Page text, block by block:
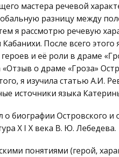
мастера речевой
разницу между
я рассмотрю речевую
После всего
и её роли в драме
о драме «Гроза»
я изучила статью А.И.
источники языка
биографии Островского
Х I Х века В. Ю. Лебедева.
понятиями (герой,